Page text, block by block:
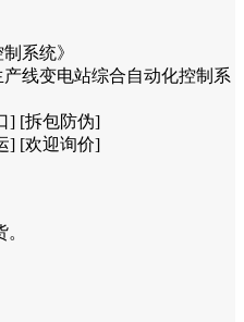
系统》
线变电站综合自动化控制系
] [拆包防伪]
] [欢迎询价]